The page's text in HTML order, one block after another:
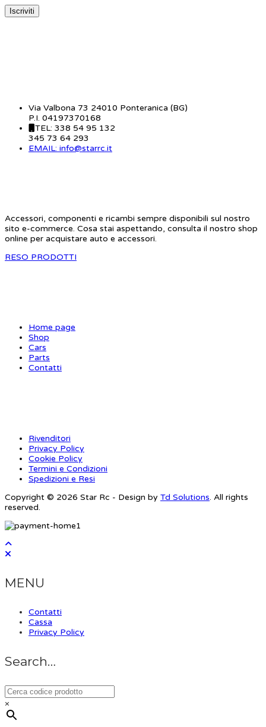
Via Valbona 73 24010 Ponteranica (BG)
P.I. 04197370168
TEL: 338 54 95 132
345 73 64 293
EMAIL: info@starrc.it
Accessori, componenti e ricambi sempre disponibili sul nostro
sito e-commerce. Cosa stai aspettando, consulta il nostro shop
online per acquistare auto e accessori.
RESO PRODOTTI
Home page
Shop
Cars
Parts
Contatti
Rivenditori
Privacy Policy
Cookie Policy
Termini e Condizioni
Spedizioni e Resi
Copyright © 2026 Star Rc - Design by Td Solutions. All rights
reserved.
MENU
Contatti
Cassa
Privacy Policy
Search…
×